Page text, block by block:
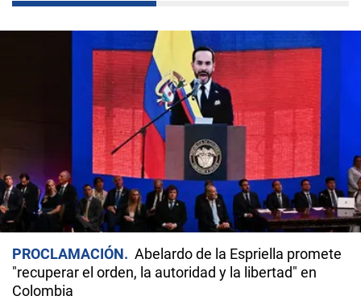
PROCLAMACIÓN
Abelardo de la Espriella promete
"recuperar el orden, la autoridad y la libertad" en
Colombia